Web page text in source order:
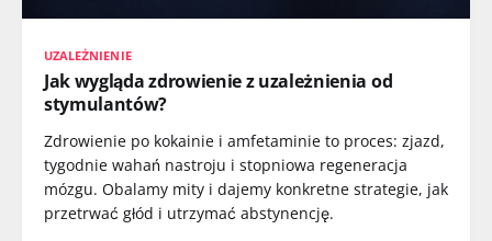
UZALEŻNIENIE
Jak wygląda zdrowienie z uzależnienia od
stymulantów?
Zdrowienie po kokainie i amfetaminie to proces: zjazd,
tygodnie wahań nastroju i stopniowa regeneracja
mózgu. Obalamy mity i dajemy konkretne strategie, jak
przetrwać głód i utrzymać abstynencję.